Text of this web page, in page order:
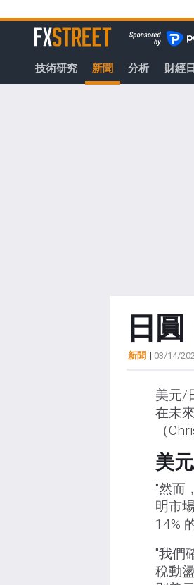
至
容
FXStreet
技術研究 新聞 分析 財經
日
新聞 | 03/14/
美元/
在未
（
美
"然而
明市
14%
"我們
稅動